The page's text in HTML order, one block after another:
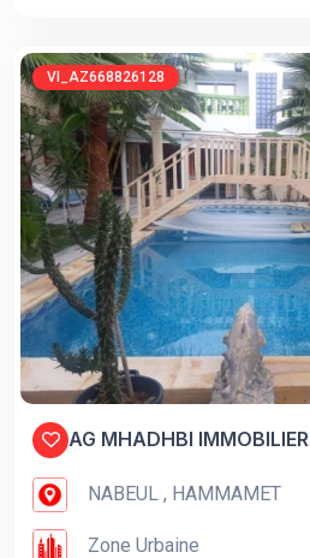
VI_AZ668826128
AG MHADHBI IMMOBILIER
NABEUL , HAMMAMET
Zone Urbaine